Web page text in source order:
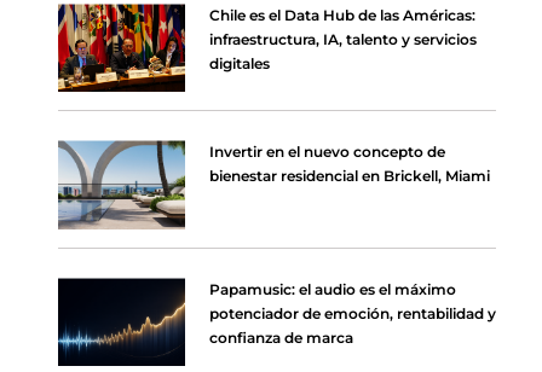
Chile es el Data Hub de las Américas:
infraestructura, IA, talento y servicios
digitales
Invertir en el nuevo concepto de
bienestar residencial en Brickell, Miami
Papamusic: el audio es el máximo
potenciador de emoción, rentabilidad y
confianza de marca